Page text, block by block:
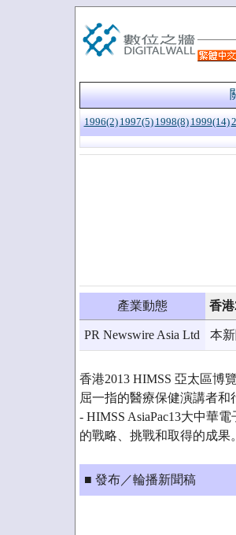
1996(2) 1997(5) 1998(8) 1999(14)
產業動態 香
PR Newswire Asia Ltd 本
香港2013 HIMSS 亞太區博
屈一指的醫療保健演講者
- HIMSS AsiaPac13大中華
的戰略、挑戰和取得的成果。
■ 發布／輪播新聞稿